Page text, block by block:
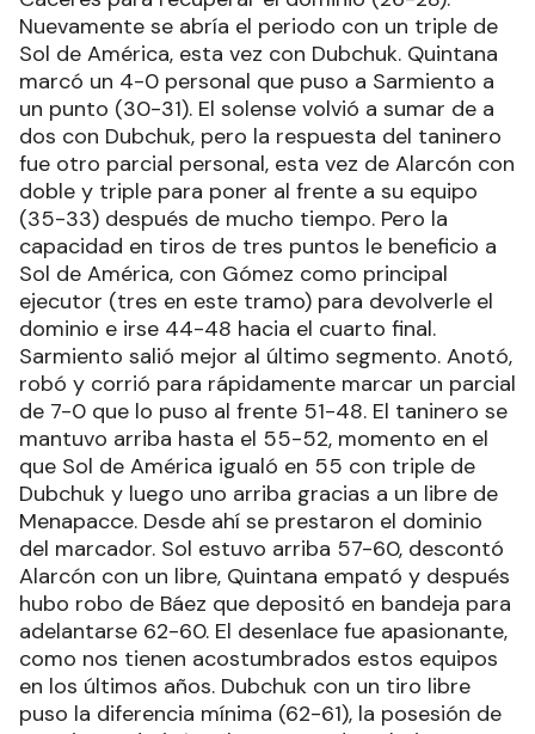
Nuevamente se abría el periodo con un triple de
Sol de América, esta vez con Dubchuk. Quintana
marcó un 4-0 personal que puso a Sarmiento a
un punto (30-31). El solense volvió a sumar de a
dos con Dubchuk, pero la respuesta del taninero
fue otro parcial personal, esta vez de Alarcón con
doble y triple para poner al frente a su equipo
(35-33) después de mucho tiempo. Pero la
capacidad en tiros de tres puntos le beneficio a
Sol de América, con Gómez como principal
ejecutor (tres en este tramo) para devolverle el
dominio e irse 44-48 hacia el cuarto final.
Sarmiento salió mejor al último segmento. Anotó,
robó y corrió para rápidamente marcar un parcial
de 7-0 que lo puso al frente 51-48. El taninero se
mantuvo arriba hasta el 55-52, momento en el
que Sol de América igualó en 55 con triple de
Dubchuk y luego uno arriba gracias a un libre de
Menapacce. Desde ahí se prestaron el dominio
del marcador. Sol estuvo arriba 57-60, descontó
Alarcón con un libre, Quintana empató y después
hubo robo de Báez que depositó en bandeja para
adelantarse 62-60. El desenlace fue apasionante,
como nos tienen acostumbrados estos equipos
en los últimos años. Dubchuk con un tiro libre
puso la diferencia mínima (62-61), la posesión de